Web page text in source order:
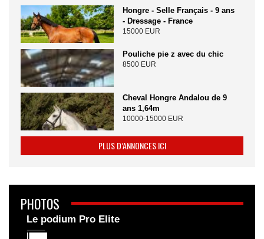
Hongre - Selle Français - 9 ans
- Dressage - France
15000 EUR
Pouliche pie z avec du chic
8500 EUR
Cheval Hongre Andalou de 9
ans 1,64m
10000-15000 EUR
PLUS D’ANNONCES ICI
PHOTOS
Le podium Pro Elite